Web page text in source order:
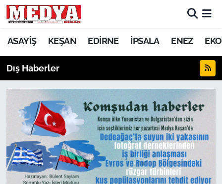
ASAYİŞ KEŞAN EDİRNE İPSALA ENEZ
Dış Haberler
KEŞAN
E-GAZETE
ASAYİŞ
SİYASET
GÜNDEM
EKONOMİ